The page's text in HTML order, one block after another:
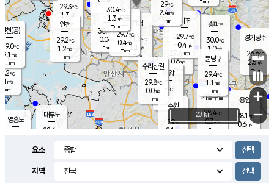
의도
℃
m/s
mm
영흥도
과천
27.4℃
0.6m/s
- mm
용인
28.1℃
0.6m/s
경기광주
26.6℃
2.5m/s
-mm
대부도
28.6
29.3℃
1.3 m/s
-mm
의왕
- ℃
m/s
mm
mm
광명
31.5 ℃
1.1 m/s
-mm
부천
30.4℃
0.0m/s
-mm
구로
29.7℃
0.4m/s
-mm
송파*
30.0℃
1.0m/s
-mm
서초
29.7℃
0.4m/s
-mm
기흥구갈
28.4℃
0.3m/s
-
수리산길
29.8℃
0.0m/s
-mm
분당구
29.4℃
1.1 m/s
-mm
인천(공)
29.0℃
2.1 m/s
-mm
30.4℃
1.3m/s
-mm
수원
29℃
2.1 m/s
인천
29.2℃
1.2m/s
-mm
29℃
2.4m/s
-mm
+
−
20 km
요소
지역